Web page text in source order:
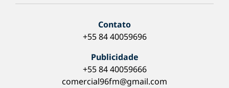
Contato
+55 84 40059696
Publicidade
+55 84 40059666
comercial96fm@gmail.com